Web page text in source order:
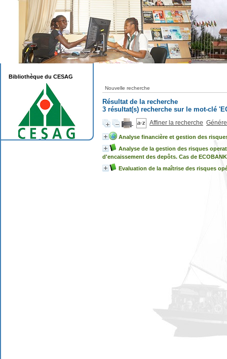
Nouvelle recherche
Résultat de la recherche
3 résultat(s) recherche sur le mot-clé
Affiner la recherche
Analyse financière et gestion des
Analyse de la gestion des risques
d'encaissement des depôts. Cas de
Evaluation de la maîtrise des risques
Bibliothèque du CESAG